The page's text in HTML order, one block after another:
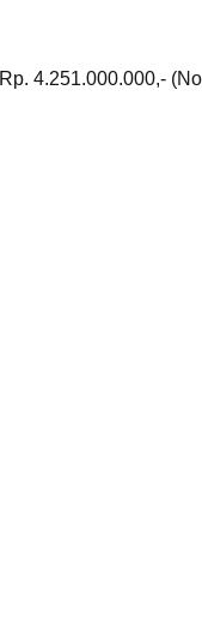
Rp. 4.251.000.000,-